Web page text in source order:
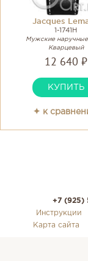
Jacques
1-1741H
Мужские
Кварцевый
12 640 ₽
КУПИТЬ
✦ к
+7 (925)
Инструкции
Карта сайта